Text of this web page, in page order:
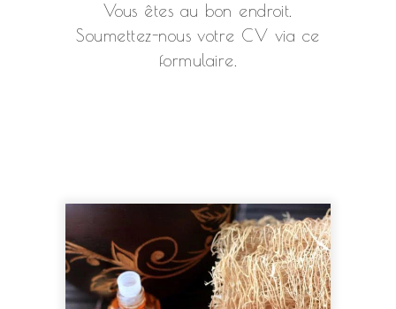
Vous êtes au bon endroit.
Soumettez-nous votre CV via ce
formulaire.